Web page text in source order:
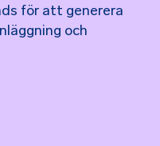
för att generera
och